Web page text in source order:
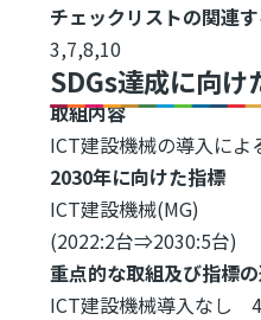
チェックリストの関連
3,7,8,10
SDGs達成に向
取組内容
ICT建設機械の導入によ
2030年に向けた指標
ICT建設機械(MG)
(2022:2台⇒2030:5台)
重点的な取組及び指標
ICT建設機械導入なし 4